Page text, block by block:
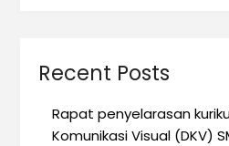
Recent Posts
Rapat penyelarasan
Komunikasi Visual (DKV)